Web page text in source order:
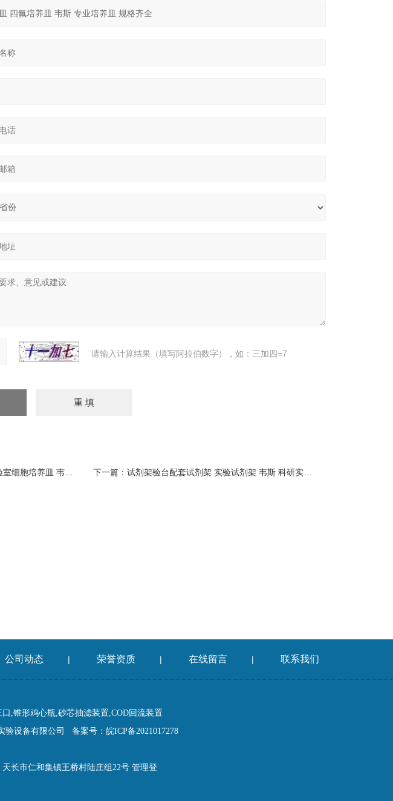
请输入计算结果（填写阿拉伯数字），如：三加四=7
细胞培养皿 可定制加工 下一篇： 试剂架验台配套试剂架 实验试剂架 韦斯 科研实验室试剂架 可定制加工
公司动态 | 荣誉资质 | 在线留言 | 联系我们
,锥形鸡心瓶,砂芯抽滤装置,COD回流装置
验设备有限公司 备案号：皖ICP备2021017278
天长市仁和集镇王桥村陆庄组22号 管理登